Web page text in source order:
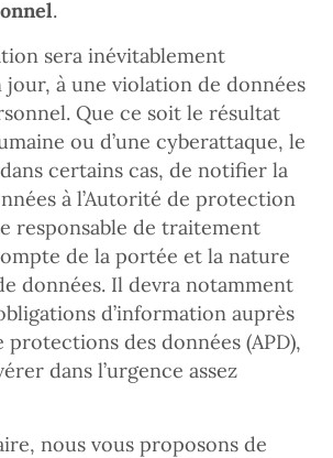
.
sera inévitablement
à une violation de données
Que ce soit le résultat
ou d’une cyberattaque, le
certains cas, de notifier la
à l’Autorité de protection
responsable de traitement
de la portée et la nature
données. Il devra notamment
d’information auprès
protections des données (APD),
dans l’urgence assez
nous vous proposons de